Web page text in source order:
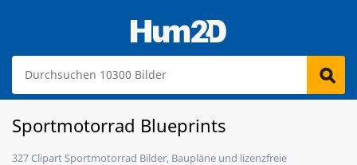
Sportmotorrad Blueprints
327 Clipart Sportmotorrad Bilder, Baupläne und lizenzfreie